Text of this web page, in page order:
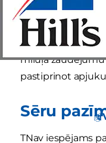
nekad nevarēs
tomēr izjutīs
kaut kas ir
mīluļa
pastiprinot
Sēru
TNav iespējams